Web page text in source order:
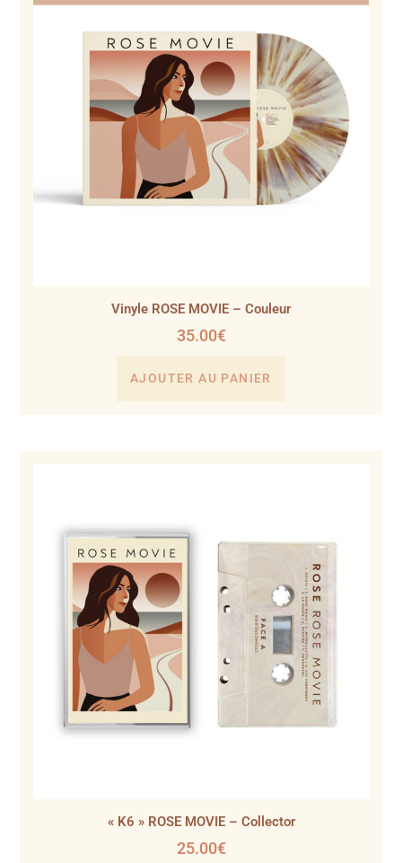
Vinyle ROSE MOVIE – Couleur
35.00€
AJOUTER AU PANIER
« K6 » ROSE MOVIE – Collector
25.00€